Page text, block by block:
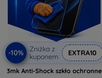
-10%
Zniżka z
kuponem
EXTRA10
3mk Anti-Shock szkło ochronne